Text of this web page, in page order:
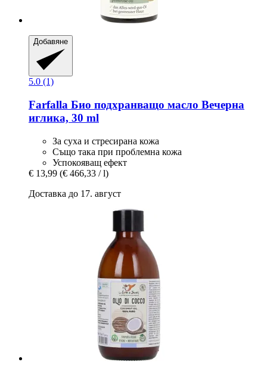
Добавяне
5.0 (1)
Farfalla Био подхранващо масло Вечерна
иглика, 30 ml
За суха и стресирана кожа
Също така при проблемна кожа
Успокояващ ефект
€ 13,99 (€ 466,33 / l)
Доставка до 17. август